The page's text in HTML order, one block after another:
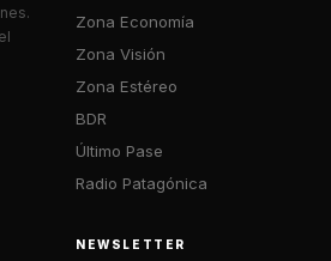
Zona Economía
Zona Visión
Zona Estéreo
BDR
Último Pase
Radio Patagónica
NEWSLETTER